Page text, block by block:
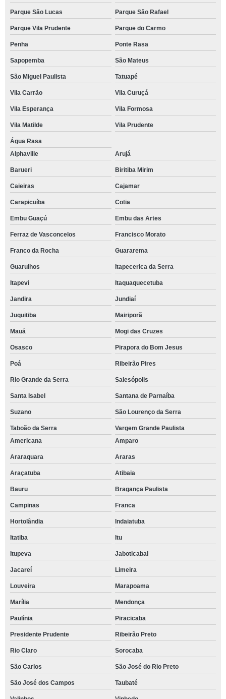
Parque São Lucas Parque São Rafael
Parque Vila Prudente Parque do Carmo
Penha Ponte Rasa
Sapopemba São Mateus
São Miguel Paulista Tatuapé
Vila Carrão Vila Curuçá
Vila Esperança Vila Formosa
Vila Matilde Vila Prudente
Água Rasa
Alphaville
Arujá
Barueri Biritiba Mirim
Caieiras Cajamar
Carapicuíba Cotia
Embu Guaçú Embu das Artes
Ferraz de Vasconcelos Francisco Morato
Franco da Rocha Guararema
Guarulhos Itapecerica da Serra
Itapevi Itaquaquecetuba
Jandira Jundiaí
Juquitiba Mairiporã
Mauá Mogi das Cruzes
Osasco Pirapora do Bom Jesus
Poá Ribeirão Pires
Rio Grande da Serra Salesópolis
Santa Isabel Santana de Parnaíba
Suzano São Lourenço da Serra
Taboão da Serra
Vargem Grande Paulista
Americana
Amparo
Araraquara Araras
Araçatuba Atibaia
Bauru Bragança Paulista
Campinas Franca
Hortolândia Indaiatuba
Itatiba Itu
Itupeva Jaboticabal
Jacareí Limeira
Louveira Marapoama
Marília Mendonça
Paulínia Piracicaba
Presidente Prudente Ribeirão Preto
Rio Claro Sorocaba
São Carlos São José do Rio Preto
São José dos Campos Taubaté